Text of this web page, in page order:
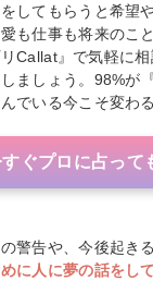
してもらうと希望
も仕事も将来のこ
リCallat』で気軽に
ましょう。98%が
でいる今こそ変わ
ぐプロに占って
警告や、今後起き
に人に夢の話をし